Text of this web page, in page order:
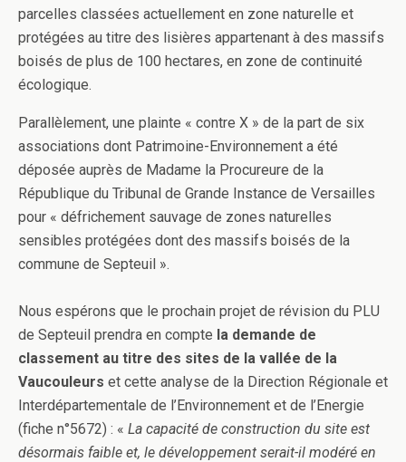
parcelles classées actuellement en zone naturelle et
protégées au titre des lisières appartenant à des massifs
boisés de plus de 100 hectares, en zone de continuité
écologique.
Parallèlement, une plainte « contre X » de la part de six
associations dont Patrimoine-Environnement a été
déposée auprès de Madame la Procureure de la
République du Tribunal de Grande Instance de Versailles
pour « défrichement sauvage de zones naturelles
sensibles protégées dont des massifs boisés de la
commune de Septeuil ».
Nous espérons que le prochain projet de révision du PLU
de Septeuil prendra en compte la demande de
classement au titre des sites de la vallée de la
Vaucouleurs et cette analyse de la Direction Régionale et
Interdépartementale de l’Environnement et de l’Energie
(fiche n°5672) : « La capacité de construction du site est
désormais faible et, le développement serait-il modéré en